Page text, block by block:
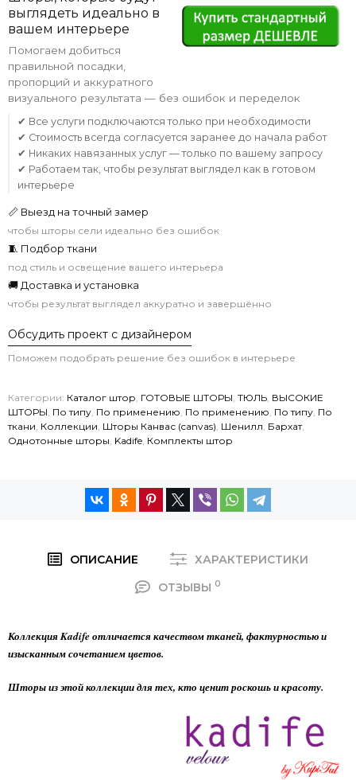
выглядеть идеально в
вашем интерьере
Помогаем добиться
правильной посадки,
пропорций и аккуратного
визуального результата — без ошибок и переделок
✔ Все услуги подключаются только при необходимости
✔ Стоимость всегда согласуется заранее до начала работ
✔ Никаких навязанных услуг — только по вашему запросу
✔ Работаем так, чтобы результат выглядел как в готовом
интерьере
📏 Выезд на точный замер
чтобы шторы сели идеально без ошибок
🧵 Подбор ткани
под стиль и освещение вашего интерьера
🚚 Доставка и установка
чтобы результат выглядел аккуратно и завершённо
Обсудить проект с дизайнером
Поможем подобрать решение без ошибок в интерьере
Категории: Каталог штор ГОТОВЫЕ ШТОРЫ ТЮЛЬ ВЫСОКИЕ
ШТОРЫ По типу По применению По применению По типу По
ткани Коллекции Шторы Канвас (canvas) Шенилл Бархат,
Однотонные шторы Kadife Комплекты штор
ОПИСАНИЕ
ХАРАКТЕРИСТИКИ
ОТЗЫВЫ 0
Коллекция Kadife отличается качеством тканей, фактурностью и
изысканным сочетанием цветов.
Шторы из этой коллекции для тех, кто ценит роскошь и красоту.